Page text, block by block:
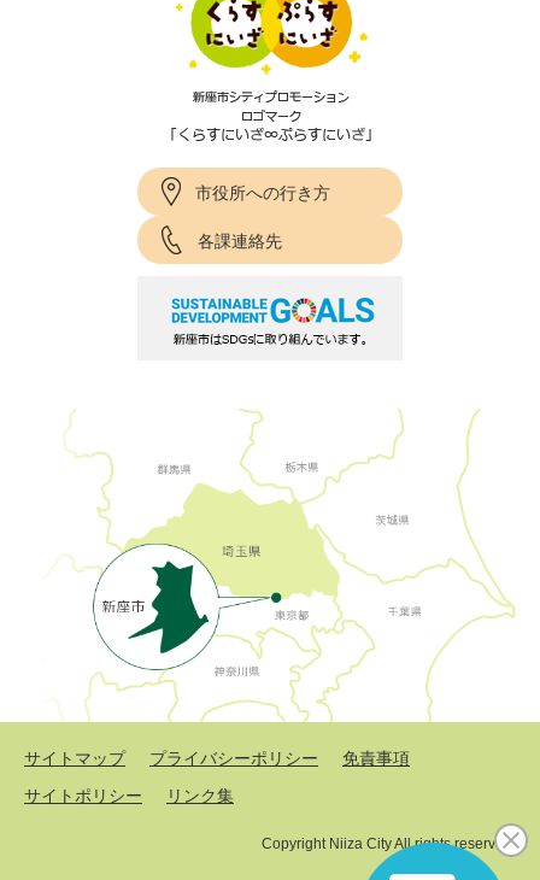
市役所への行き方
各課連絡先
サイトマップ プライバシーポリシー
免責事項
サイトポリシー
リンク集
Copyright Niiza City All rights reserved.